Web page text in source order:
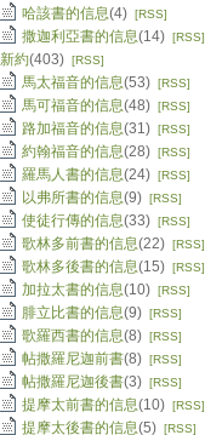
哈該書的信息(4) [RSS]
撒迦利亞書的信息(14) [RSS]
新約(403) [RSS]
馬太福音的信息(53) [RSS]
馬可福音的信息(48) [RSS]
路加福音的信息(31) [RSS]
約翰福音的信息(28) [RSS]
羅馬人書的信息(24) [RSS]
以弗所書的信息(9) [RSS]
使徒行傳的信息(33) [RSS]
歌林多前書的信息(22) [RSS]
歌林多後書的信息(15) [RSS]
加拉太書的信息(10) [RSS]
腓立比書的信息(9) [RSS]
歌羅西書的信息(8) [RSS]
帖撒羅尼迦前書(8) [RSS]
帖撒羅尼迦後書(3) [RSS]
提摩太前書的信息(10) [RSS]
提摩太後書的信息(5) [RSS]